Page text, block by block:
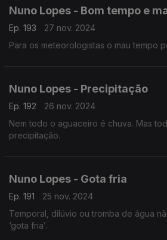
Nuno Lopes - Bom tempo e
Ep. 193
27 nov. 2024
Para os meteorologistas o mau tempo
Nuno Lopes - Precipitação
Ep. 192
26 nov. 2024
Nem todo o aguaceiro é chuva. Mas
precipitação.
Nuno Lopes - Gota fria
Ep. 191
25 nov. 2024
Temporal, dilúvio ou tromba de água
‘gota fria’.